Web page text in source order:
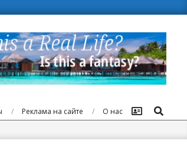
Реклама на сайте О нас Поиск